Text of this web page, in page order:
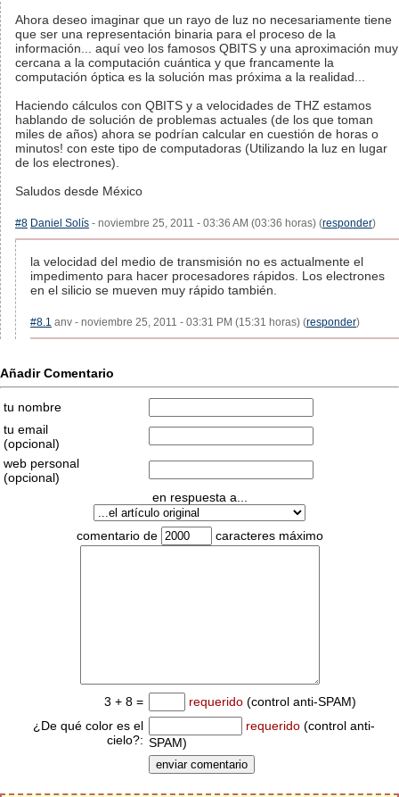
Ahora deseo imaginar que un rayo de luz no necesariamente tiene
que ser una representación binaria para el proceso de la
información... aquí veo los famosos QBITS y una aproximación muy
cercana a la computación cuántica y que francamente la
computación óptica es la solución mas próxima a la realidad...
Haciendo cálculos con QBITS y a velocidades de THZ estamos
hablando de solución de problemas actuales (de los que toman
miles de años) ahora se podrían calcular en cuestión de horas o
minutos! con este tipo de computadoras (Utilizando la luz en lugar
de los electrones).
Saludos desde México
#8 Daniel Solís - noviembre 25, 2011 - 03:36 AM (03:36 horas) (responder)
la velocidad del medio de transmisión no es actualmente el
impedimento para hacer procesadores rápidos. Los electrones
en el silicio se mueven muy rápido también.
#8.1 anv - noviembre 25, 2011 - 03:31 PM (15:31 horas) (responder)
Añadir Comentario
tu nombre
tu email
(opcional)
web personal
(opcional)
en respuesta a...
comentario de caracteres máximo
3 + 8 = requerido (control anti-SPAM)
¿De qué color es el
cielo?:
requerido (control anti-
SPAM)